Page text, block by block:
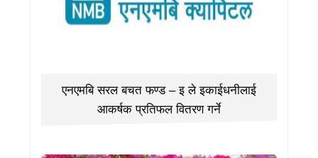
एनएमबि सरल बचत फण्ड – इ ले इकाईधनीलाई
आकर्षक प्रतिफल वितरण गर्ने